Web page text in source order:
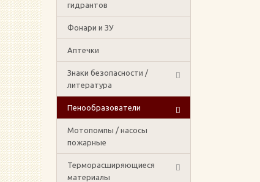
гидрантов
Фонари и ЗУ
Аптечки
Знаки безопасности /
литература
Пенообразователи
Мотопомпы / насосы
пожарные
Терморасширяющиеся
материалы